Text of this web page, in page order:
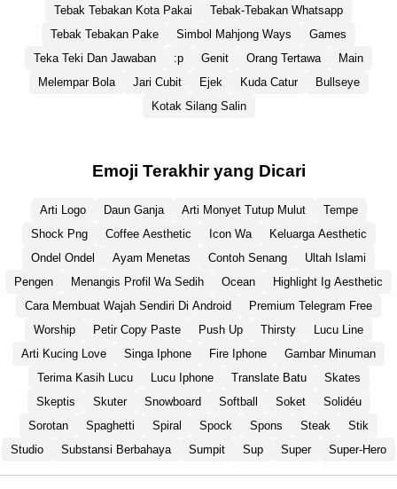
Tebak Tebakan Kota Pakai
Tebak-Tebakan Whatsapp
Tebak Tebakan Pake
Simbol Mahjong Ways
Games
Teka Teki Dan Jawaban
:p Genit Orang Tertawa
Main
Melempar Bola
Jari Cubit Ejek Kuda Catur
Bullseye
Kotak Silang Salin
Emoji Terakhir yang Dicari
Arti Logo Daun Ganja Arti Monyet Tutup Mulut
Tempe
Shock Png
Coffee Aesthetic Icon Wa
Keluarga Aesthetic
Ondel Ondel
Ayam Menetas Contoh Senang
Ultah Islami
Pengen
Menangis Profil Wa Sedih Ocean
Highlight Ig Aesthetic
Cara Membuat Wajah Sendiri Di Android
Premium Telegram Free
Worship
Petir Copy Paste Push Up Thirsty
Lucu Line
Arti Kucing Love
Singa Iphone Fire Iphone
Gambar Minuman
Terima Kasih Lucu
Lucu Iphone Translate Batu
Skates
Skeptis
Skuter Snowboard Softball Soket
Solidéu
Sorotan
Spaghetti Spiral Spock Spons Steak
Stik
Studio
Substansi Berbahaya Sumpit Sup Super Super-Hero